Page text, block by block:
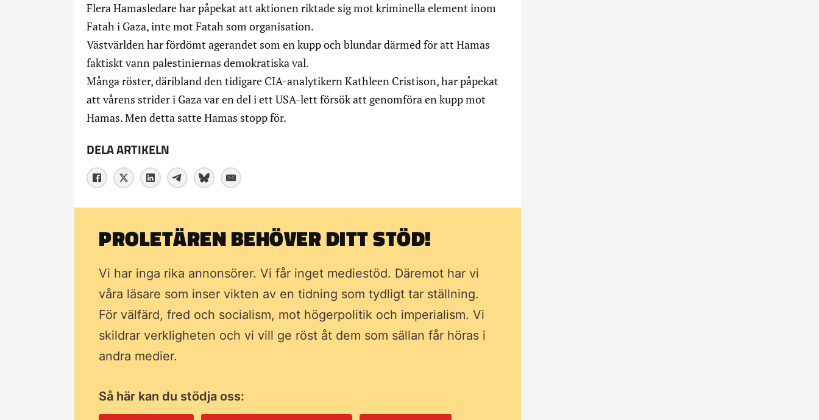
Flera Hamasledare har påpekat att aktionen riktade sig mot kriminella element inom
Fatah i Gaza, inte mot Fatah som organisation.
Västvärlden har fördömt agerandet som en kupp och blundar därmed för att Hamas
faktiskt vann palestiniernas demokratiska val.
Många röster, däribland den tidigare CIA-analytikern Kathleen Cristison, har påpekat
att vårens strider i Gaza var en del i ett USA-lett försök att genomföra en kupp mot
Hamas. Men detta satte Hamas stopp för.
DELA ARTIKELN
PROLETÄREN BEHÖVER DITT STÖD!
Vi har inga rika annonsörer. Vi får inget mediestöd. Däremot har vi
våra läsare som inser vikten av en tidning som tydligt tar ställning.
För välfärd, fred och socialism, mot högerpolitik och imperialism. Vi
skildrar verkligheten och vi vill ge röst åt dem som sällan får höras i
andra medier.
Så här kan du stödja oss: